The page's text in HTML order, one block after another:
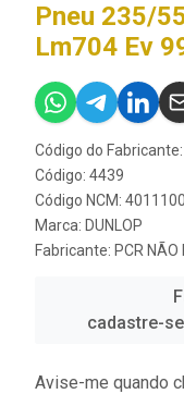
Pneu 235/
Lm704 Ev
Código do
Código: 4439
Código NCM:
Marca: DUNLOP
Fabricante: PCR NÃO
cadastre-
Avise-me quando